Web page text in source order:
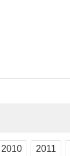
2010 2011